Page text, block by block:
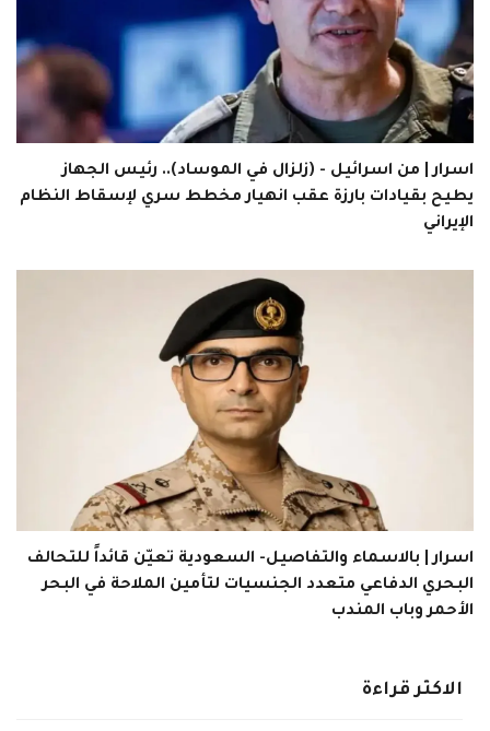
اسرار | من اسرائيل - (زلزال في الموساد).. رئيس الجهاز
يطيح بقيادات بارزة عقب انهيار مخطط سري لإسقاط النظام
الإيراني
اسرار | بالاسماء والتفاصيل- السعودية تعيّن قائداً للتحالف
البحري الدفاعي متعدد الجنسيات لتأمين الملاحة في البحر
الأحمر وباب المندب
الاكثر قراءة